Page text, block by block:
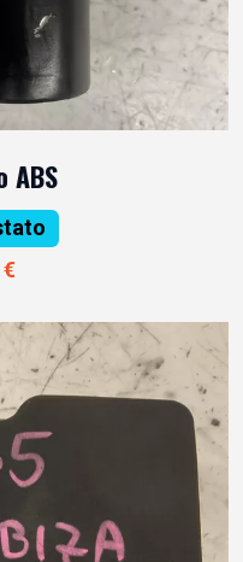
ABS